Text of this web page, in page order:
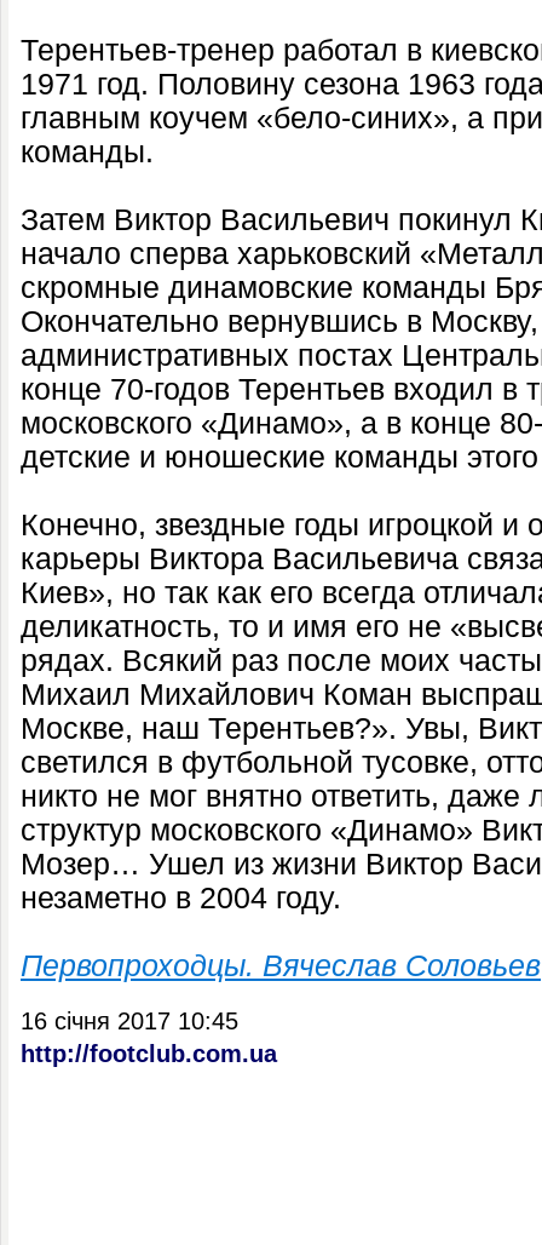
Терентьев-тренер работал в
1971 год. Половину сезона 1963
главным коучем «бело-синих», а
команды.
Затем Виктор Васильевич покинул
начало сперва харьковский
скромные динамовские команды
Окончательно вернувшись в
административных постах
конце 70-годов Терентьев входил в
московского «Динамо», а в конце
детские и юношеские команды
Конечно, звездные годы игроцкой и
карьеры Виктора Васильевича
Киев», но так как его всегда
деликатность, то и имя его не
рядах. Всякий раз после моих
Михаил Михайлович Коман
Москве, наш Терентьев?». Увы,
светился в футбольной тусовке,
никто не мог внятно ответить, даже
структур московского «Динамо»
Мозер… Ушел из жизни Виктор
незаметно в 2004 году.
Первопроходцы. Вячеслав Соловьев
16 січня 2017 10:45
http://footclub.com.ua